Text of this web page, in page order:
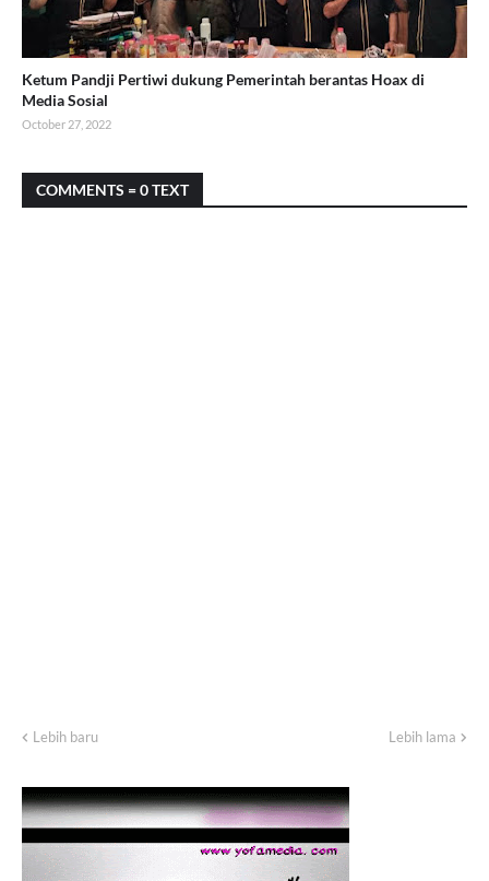
Ketum Pandji Pertiwi dukung Pemerintah berantas Hoax di
Media Sosial
October 27, 2022
COMMENTS = 0 TEXT
Lebih baru Lebih lama